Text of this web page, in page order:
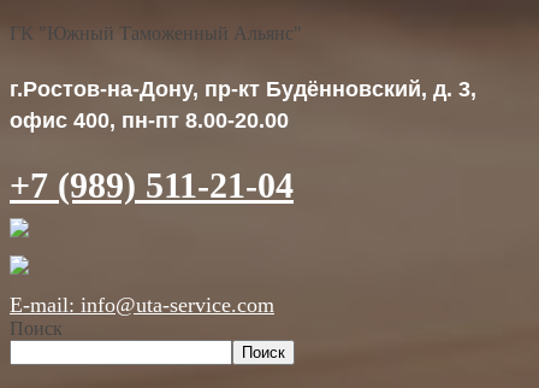
ГК "Южный Таможенный Альянс"
г.Ростов-на-Дону, пр-кт Будённовский, д. 3,
офис 400, пн-пт 8.00-20.00
+7 (989) 511-21-04
E-mail: info@uta-service.com
Поиск
Поиск